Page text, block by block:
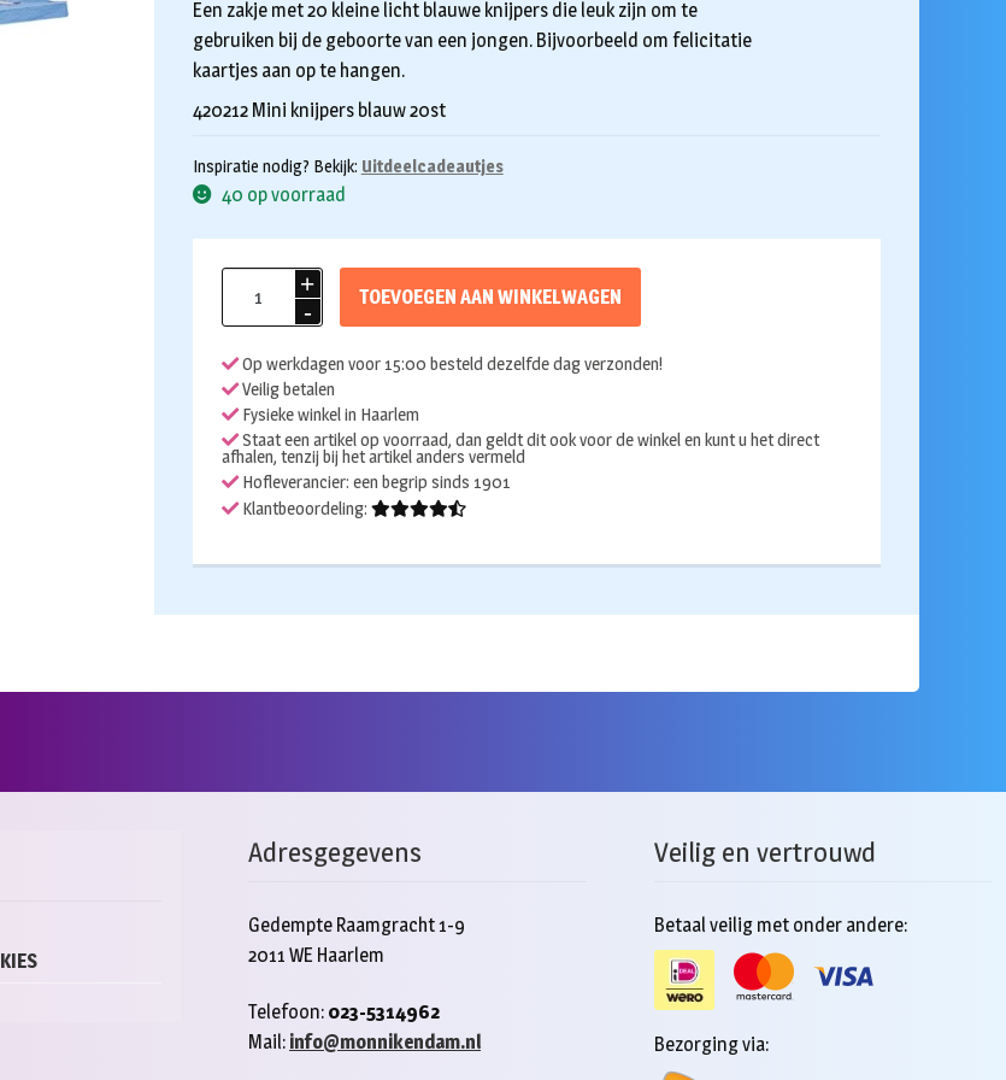
Een zakje met 20 kleine licht blauwe knijpers die leuk zijn om te
gebruiken bij de geboorte van een jongen. Bijvoorbeeld om felicitatie
kaartjes aan op te hangen.
420212 Mini knijpers blauw 20st
Inspiratie nodig? Bekijk: Uitdeelcadeautjes
40 op voorraad
Knijpertjes
blauw
aantal
TOEVOEGEN AAN WINKELWAGEN
Op werkdagen voor 15:00 besteld dezelfde dag verzonden!
Veilig betalen
Fysieke winkel in Haarlem
Staat een artikel op voorraad, dan geldt dit ook voor de winkel en kunt u het direct
afhalen, tenzij bij het artikel anders vermeld
Hofleverancier: een begrip sinds 1901
Klantbeoordeling:
Adresgegevens
Gedempte Raamgracht 1-9
2011 WE Haarlem
Telefoon: 023-5314962
Mail: info@monnikendam.nl
Veilig en vertrouwd
Betaal veilig met onder andere:
Bezorging via: